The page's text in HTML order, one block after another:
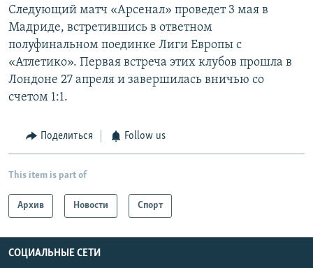
Следующий матч «Арсенал» проведет 3 мая в
Мадриде, встретившись в ответном
полуфинальном поединке Лиги Европы с
«Атлетико». Первая встреча этих клубов прошла в
Лондоне 27 апреля и завершилась вничью со
счетом 1:1.
Поделиться Follow us
This item is part of
Архив Новости Спорт
СОЦИАЛЬНЫЕ СЕТИ